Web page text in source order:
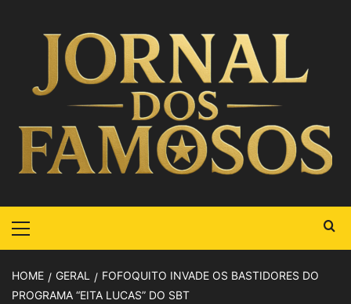
HOME GERAL
FOFOQUITO INVADE OS BASTIDORES DO
PROGRAMA “EITA LUCAS” DO SBT